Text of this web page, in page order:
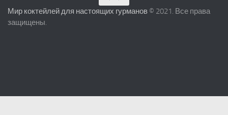
Мир коктейлей для настоящих гурманов © 2021. Все права
защищены.